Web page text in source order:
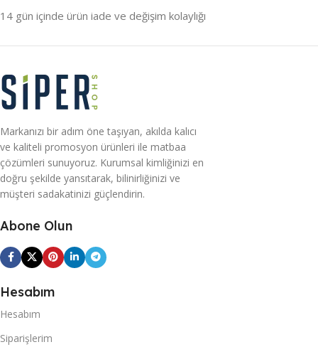
14 gün içinde ürün iade ve değişim kolaylığı
Markanızı bir adım öne taşıyan, akılda kalıcı
ve kaliteli promosyon ürünleri ile matbaa
çözümleri sunuyoruz. Kurumsal kimliğinizi en
doğru şekilde yansıtarak, bilinirliğinizi ve
müşteri sadakatinizi güçlendirin.
Abone Olun
Hesabım
Hesabım
Siparişlerim